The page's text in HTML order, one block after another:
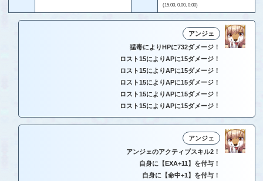
(15.00, 0.00, 0.00)
アンジェ
猛毒によりHPに732ダメージ！
ロスト15によりAPに15ダメージ！
ロスト15によりAPに15ダメージ！
ロスト15によりAPに15ダメージ！
ロスト15によりAPに15ダメージ！
ロスト15によりAPに15ダメージ！
アンジェ
アンジェのアクティブスキル2！
自身に【EXA+11】を付与！
自身に【命中+1】を付与！